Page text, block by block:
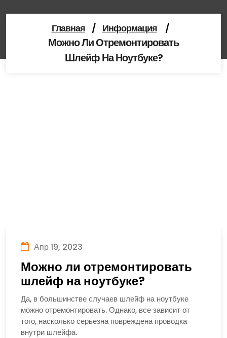
Главная / Информация /
Можно Ли Отремонтировать
Шлейф На Ноутбуке?
Апр 19, 2023
Можно ли отремонтировать
шлейф на ноутбуке?
Да, в большинстве случаев шлейф на ноутбуке
можно отремонтировать. Однако, все зависит от
того, насколько серьезна повреждена проводка
внутри шлейфа.